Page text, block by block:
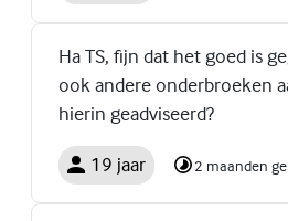
Ha TS, fijn dat het goed is
ook andere onderbroeken
hierin geadviseerd?
19 jaar 2 maanden